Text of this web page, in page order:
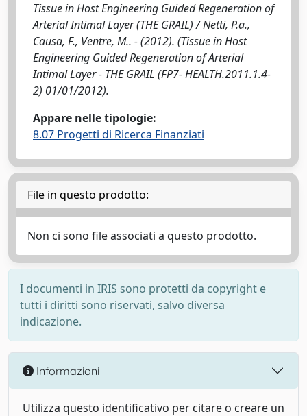
Tissue in Host Engineering Guided Regeneration of
Arterial Intimal Layer (THE GRAIL) / Netti, P.a.,
Causa, F., Ventre, M.. - (2012). (Tissue in Host
Engineering Guided Regeneration of Arterial
Intimal Layer - THE GRAIL (FP7- HEALTH.2011.1.4-
2) 01/01/2012).
Appare nelle tipologie:
8.07 Progetti di Ricerca Finanziati
File in questo prodotto:
Non ci sono file associati a questo prodotto.
I documenti in IRIS sono protetti da copyright e
tutti i diritti sono riservati, salvo diversa
indicazione.
Informazioni
Utilizza questo identificativo per citare o creare un